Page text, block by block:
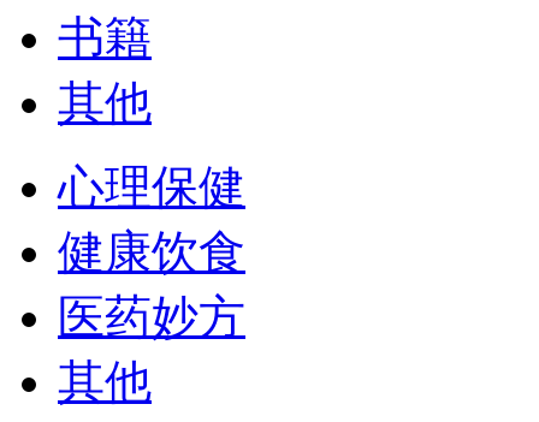
书籍
其他
心理保健
健康饮食
医药妙方
其他